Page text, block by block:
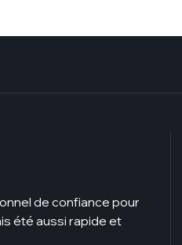
de confiance pour
été aussi rapide et